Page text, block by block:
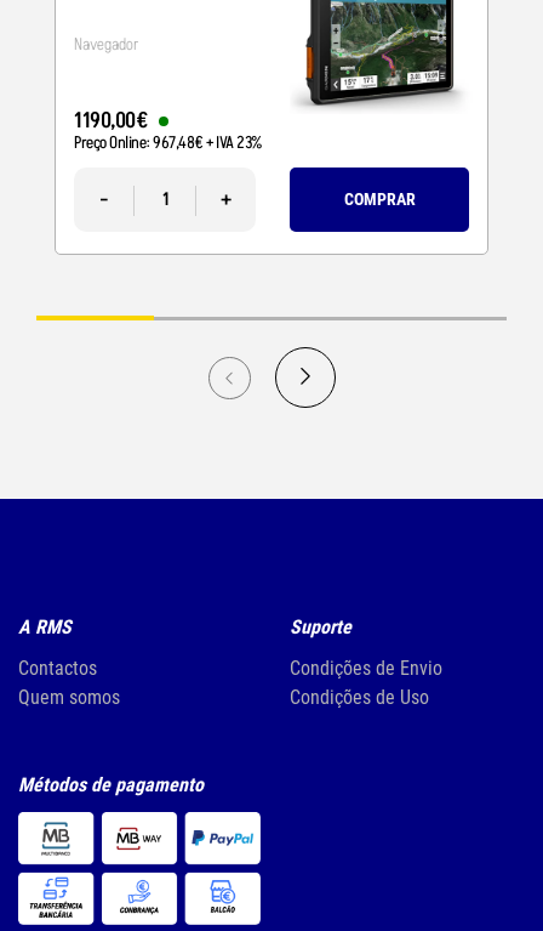
Navegador
1190,00€
Preço Online:967,48€+ IVA 23%
- + COMPRAR
A RMS
Contactos
Quem somos
Suporte
Condições de Envio
Condições de Uso
Métodos de pagamento